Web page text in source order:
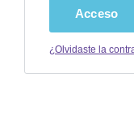
Acceso
¿Olvidaste la